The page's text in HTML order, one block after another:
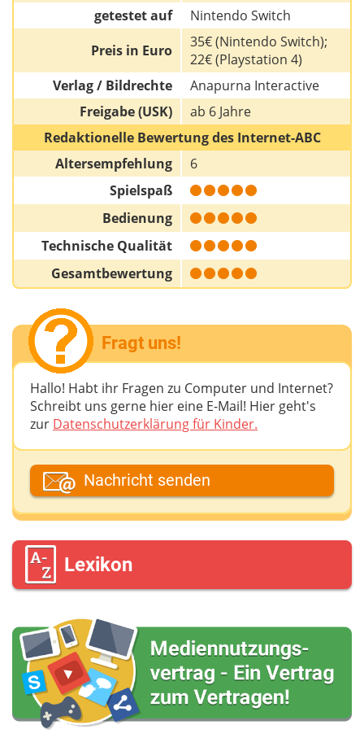
getestet auf
Nintendo Switch
Preis in Euro
35€ (Nintendo Switch);
22€ (Playstation 4)
Verlag / Bildrechte
Anapurna Interactive
Freigabe (USK)
ab 6 Jahre
Redaktionelle Bewertung des Internet-ABC
Altersempfehlung
6
Spielspaß
Bedienung
Technische Qualität
Gesamtbewertung
Fragt uns!
Hallo! Habt ihr Fragen zu Computer und Internet?
Schreibt uns gerne hier eine E-Mail! Hier geht's
zur Datenschutzerklärung für Kinder.
Dein Fantasiename
Deine E-Mail-Adresse (wenn du eine Antwort
möchtest)
Deine Nachricht
Nachricht senden
Lexikon